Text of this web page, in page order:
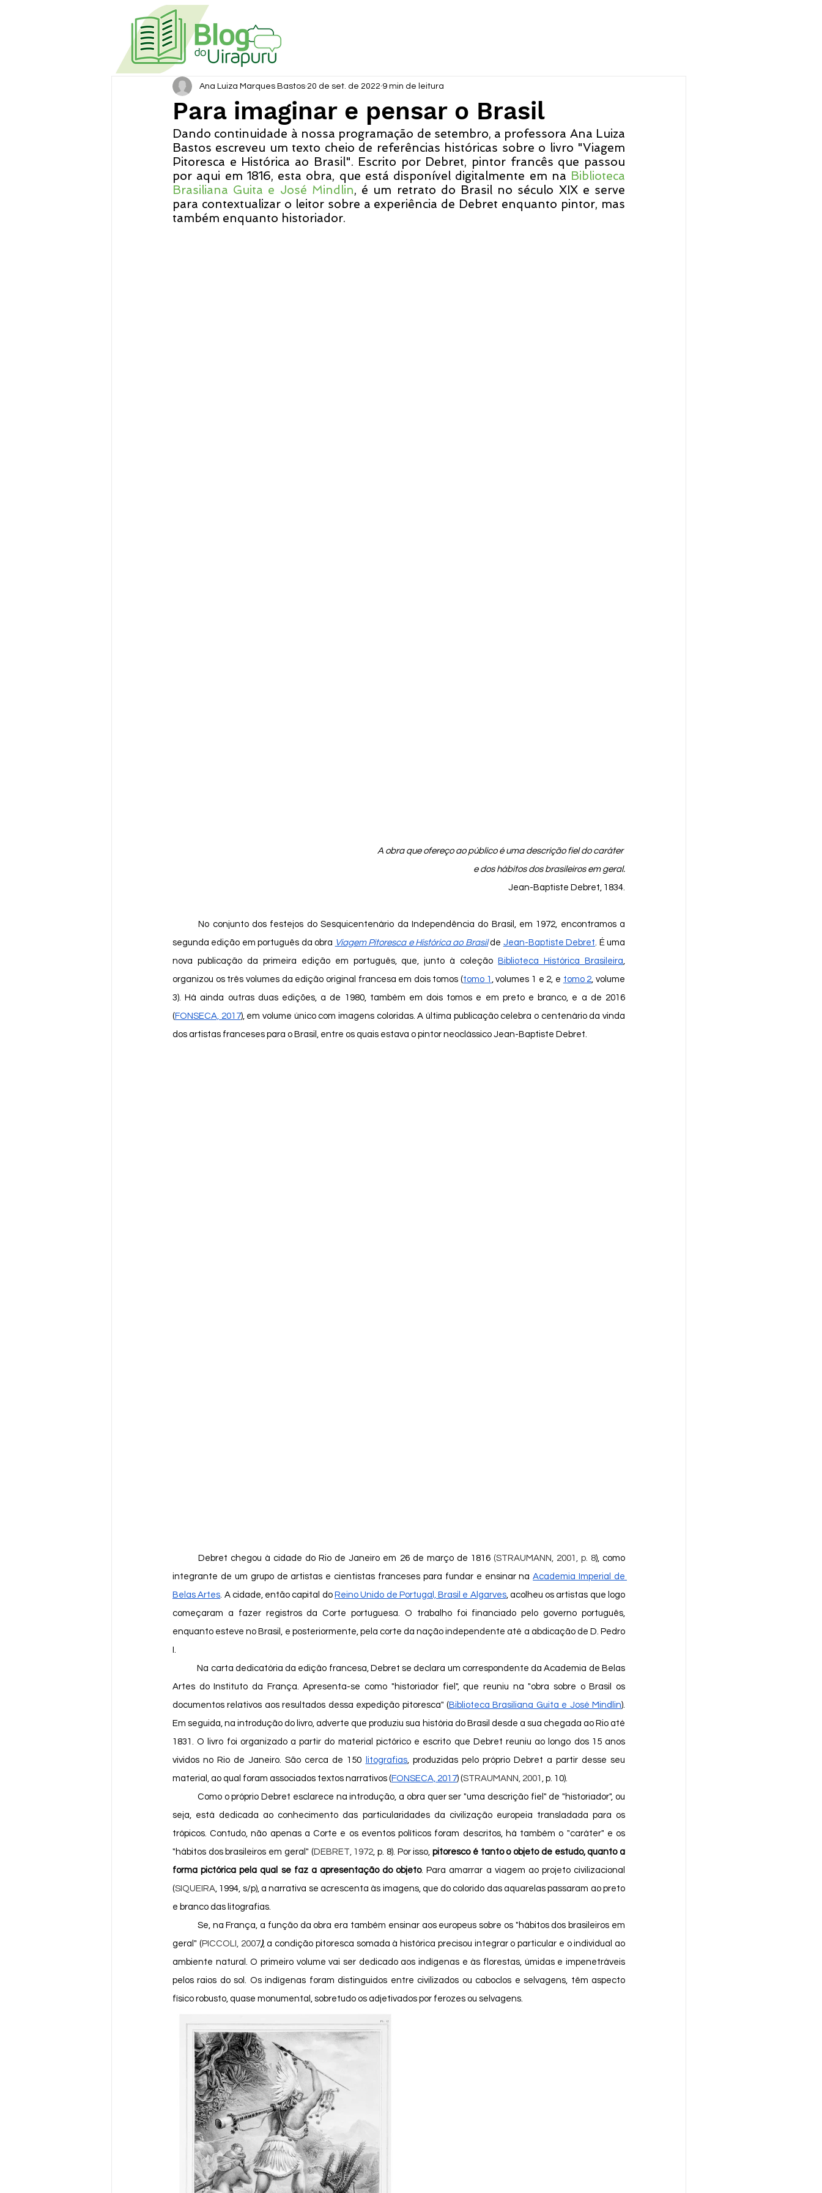
Para imaginar e pensar o Brasil
Ana Luiza Marques Bastos 20 de set. de 2022 9 min de leitura
Dando continuidade à nossa programação de setembro, a professora Ana Luiza
Bastos escreveu um texto cheio de referências históricas sobre o livro "Viagem
Pitoresca e Histórica ao Brasil". Escrito por Debret, pintor francês que passou
por aqui em 1816, esta obra, que está disponível digitalmente em na Biblioteca
Brasiliana Guita e José Mindlin, é um retrato do Brasil no século XIX e serve
para contextualizar o leitor sobre a experiência de Debret enquanto pintor, mas
também enquanto historiador.
A obra que ofereço ao público é uma descrição fiel do caráter
e dos hábitos dos brasileiros em geral.
Jean-Baptiste Debret, 1834.
segunda edição em português da obra Viagem Pitoresca e Histórica ao Brasil de Jean-Baptiste Debret. É uma
nova publicação da primeira edição em português, que, junto à coleção
Biblioteca Histórica Brasileira,
organizou os três volumes da edição original francesa em dois tomos (tomo 1 , volumes 1 e 2, e tomo 2, volume
3). Há ainda outras duas edições, a de 1980, também em dois tomos e em preto e branco, e a de 2016
( FONSECA, 2017), em volume único com imagens coloridas. A última publicação celebra o centenário da vinda
dos artistas franceses para o Brasil, entre os quais estava o pintor neoclássico Jean-Baptiste Debret.
	Debret chegou à cidade do Rio de Janeiro em 26 de março de 1816
(STRAUMANN, 2001, p. 8), como
integrante de um grupo de artistas e cientistas franceses para fundar e ensinar na Academia Imperial de
Belas Artes . A cidade, então capital do Reino Unido de Portugal, Brasil e Algarves, acolheu os artistas que logo
começaram a fazer registros da Corte portuguesa. O trabalho foi financiado pelo governo português,
enquanto esteve no Brasil, e posteriormente, pela corte da nação independente até a abdicação de D. Pedro
I.
	Na carta dedicatória da edição francesa, Debret se declara um correspondente da Academia de Belas
Artes do Instituto da França. Apresenta-se como "historiador fiel", que reuniu na "obra sobre o Brasil os
documentos relativos aos resultados dessa expedição pitoresca" (Biblioteca Brasiliana Guita e José Mindlin).
Em seguida, na introdução do livro, adverte que produziu sua história do Brasil desde a sua chegada ao Rio até
1831. O livro foi organizado a partir do material pictórico e escrito que Debret reuniu ao longo dos 15 anos
vividos no Rio de Janeiro. São cerca de 150
litografias, produzidas pelo próprio Debret a partir desse seu
material, ao qual foram associados textos narrativos (FONSECA, 2017) (STRAUMANN, 2001 , p. 10).
seja, está dedicada ao conhecimento das particularidades da civilização europeia transladada para os
trópicos. Contudo, não apenas a Corte e os eventos políticos foram descritos, há também o "caráter" e os
"hábitos dos brasileiros em geral" (DEBRET, 1972 , p. 8). Por isso, pitoresco é tanto o objeto de estudo, quanto a
forma pictórica pela qual se faz a apresentação do objeto. Para amarrar a viagem ao projeto civilizacional
(SIQUEIRA , 1994, s/p), a narrativa se acrescenta às imagens, que do colorido das aquarelas passaram ao preto
e branco das litografias.
geral" (PICCOLI, 2007), a condição pitoresca somada à histórica precisou integrar o particular e o individual ao
ambiente natural. O primeiro volume vai ser dedicado aos indígenas e às florestas, úmidas e impenetráveis
pelos raios do sol. Os indígenas foram distinguidos entre civilizados ou caboclos e selvagens, têm aspecto
físico robusto, quase monumental, sobretudo os adjetivados por ferozes ou selvagens.